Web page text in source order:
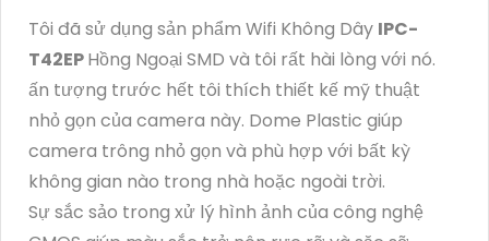
Tôi đã sử dụng sản phẩm Wifi Không Dây IPC-
T42EPHồng Ngoại SMD và tôi rất hài lòng với nó.
ấn tượng trước hết tôi thích thiết kế mỹ thuật
nhỏ gọn của camera này. Dome Plastic giúp
camera trông nhỏ gọn và phù hợp với bất kỳ
không gian nào trong nhà hoặc ngoài trời.
Sự sắc sảo trong xử lý hình ảnh của công nghệ